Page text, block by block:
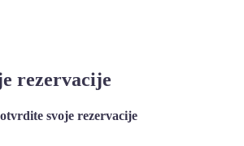
rezervacije
svoje rezervacije